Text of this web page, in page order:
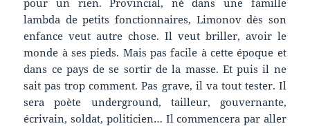
lambda de petits fonctionnaires, Limonov dès son
enfance veut autre chose. Il veut briller, avoir le
monde à ses pieds. Mais pas facile à cette époque et
dans ce pays de se sortir de la masse. Et puis il ne
sait pas trop comment. Pas grave, il va tout tester. Il
sera poète underground, tailleur, gouvernante,
écrivain, soldat, politicien… Il commencera par aller